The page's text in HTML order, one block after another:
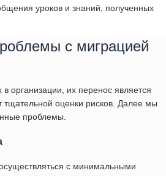
уроков и знаний, полученных
с миграцией
организации, их перенос является
тщательной оценки рисков. Далее мы
проблемы.
с минимальными